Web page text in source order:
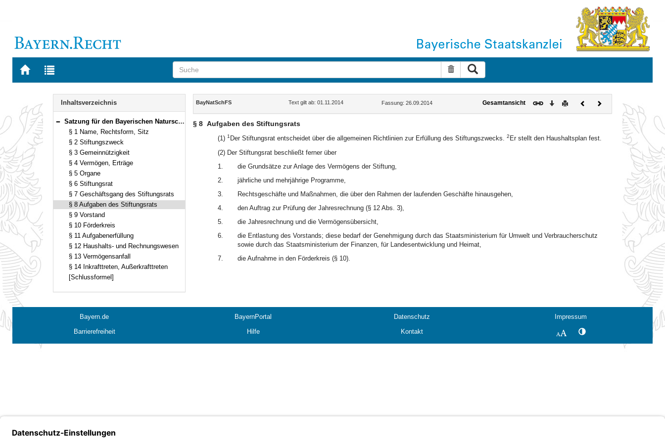
Zur
BAYERN.RECHT
Zur
letzten
Suche zurücksetzen
Navigation
Inhaltsverzeichnis
Bereich reduzieren
Satzung für den Bayerischen Naturschutzfonds (BayNatSchFS) Vom 26. September 2014 (GVBl S. 444) BayRS 791-1-7-U (§§ 1–14)
§ 1 Name, Rechtsform, Sitz
§ 2 Stiftungszweck
§ 3 Gemeinnützigkeit
§ 4 Vermögen, Erträge
§ 5 Organe
§ 6 Stiftungsrat
§ 7 Geschäftsgang des Stiftungsrats
§ 8 Aufgaben des Stiftungsrats
§ 9 Vorstand
§ 10 Förderkreis
§ 11 Aufgabenerfüllung
§ 12 Haushalts- und Rechnungswesen
§ 13 Vermögensanfall
§ 14 Inkrafttreten, Außerkrafttreten
[Schlussformel]
Inhalt
BayNatSchFS Text gilt ab: 01.11.2014 Fassung: 26.09.2014 Gesamtansicht Download
DruckenVorherigesNächstes
Dokument
§ 8 Aufgaben des Stiftungsrats
(1) 1 Der Stiftungsrat entscheidet über die allgemeinen Richtlinien zur Erfüllung des Stiftungszwecks. 2 Er stellt den Haushaltsplan fest.
(2) Der Stiftungsrat beschließt ferner über
1.
die Grundsätze zur Anlage des Vermögens der Stiftung,
2.
jährliche und mehrjährige Programme,
3.
Rechtsgeschäfte und Maßnahmen, die über den Rahmen der laufenden Geschäfte hinausgehen,
4.
den Auftrag zur Prüfung der Jahresrechnung (§ 12 Abs. 3),
5.
die Jahresrechnung und die Vermögensübersicht,
6.
die Entlastung des Vorstands; diese bedarf der Genehmigung durch das Staatsministerium für Umwelt und Verbraucherschutz
sowie durch das Staatsministerium der Finanzen, für Landesentwicklung und Heimat,
7.
die Aufnahme in den Förderkreis (§ 10).
Bayern.de BayernPortal Datenschutz
Impressum
Barrierefreiheit
Hilfe Kontakt SchriftgrößeKontrastwechsel